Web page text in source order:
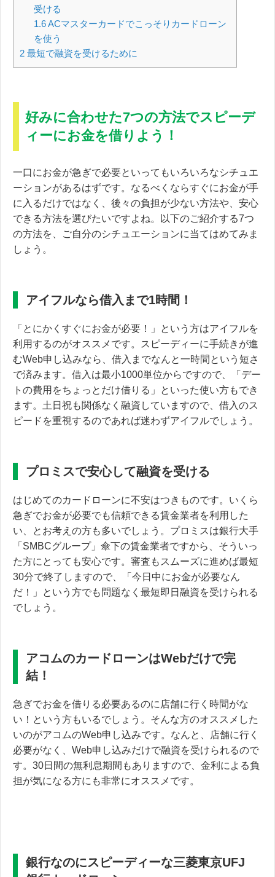
受ける
1.6ACマスターカードでこっそりカードローン
を使う
2 最短で融資を受けるために
好みに合わせた7つの方法でスピーデ
ィーにお金を借りよう！
一口にお金が急ぎで必要といってもいろいろなシチュエ
ーションがあるはずです。なるべくならすぐにお金が手
に入るだけではなく、後々の負担が少ない方法や、安心
できる方法を選びたいですよね。以下のご紹介する7つ
の方法を、ご自分のシチュエーションに当てはめてみま
しょう。
アイフルなら借入まで1時間！
「とにかくすぐにお金が必要！」という方はアイフルを
利用するのがオススメです。スピーディーに手続きが進
むWeb申し込みなら、借入までなんと一時間という短さ
で済みます。借入は最小1000単位からですので、
「デー
トの費用をちょっとだけ借りる」
といった使い方もでき
ます。土日祝も関係なく融資していますので、借入のス
ピードを重視するのであれば迷わずアイフルでしょう。
プロミスで安心して融資を受ける
はじめてのカードローンに不安はつきものです。いくら
急ぎでお金が必要でも信頼できる賃金業者を利用した
い、とお考えの方も多いでしょう。プロミスは銀行大手
「SMBCグループ」傘下の賃金業者ですから、そういっ
た方にとっても安心です。審査もスムーズに進めば最短
30分で終了しますので、
「今日中にお金が必要なん
だ！」
という方でも問題なく最短即日融資を受けられる
でしょう。
アコムのカードローンはWebだけで完
結！
急ぎでお金を借りる必要あるのに店舗に行く時間がな
い！という方もいるでしょう。そんな方のオススメした
いのがアコムのWeb申し込みです。 なんと、店舗に行く
必要がなく、Web申し込みだけで融資を受けられるので
す。30日間の無利息期間もありますので、金利による負
担が気になる方にも非常にオススメです。
銀行なのにスピーディーな三菱東京UFJ